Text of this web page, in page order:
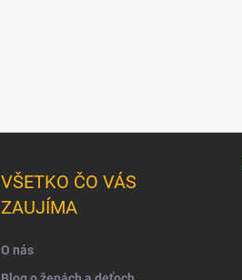
VŠETKO ČO VÁS
ZAUJÍMA
O nás